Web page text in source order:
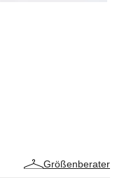
Größenberater